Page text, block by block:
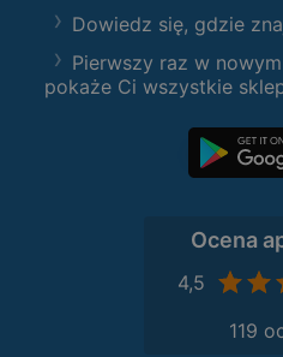
Dowiedz się, gdzie
Pierwszy raz w
pokaże Ci wszystkie
Ocena
4,5
119